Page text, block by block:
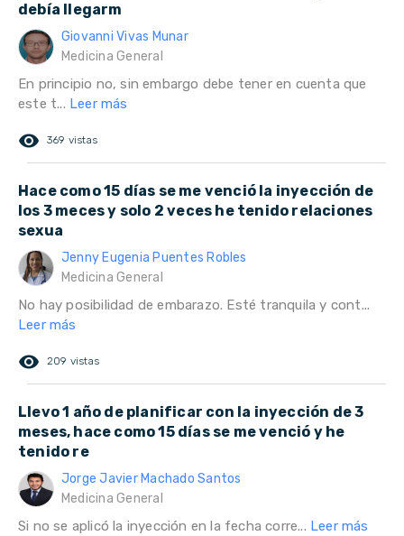
debía llegarm
Giovanni Vivas Munar
Medicina General
En principio no, sin embargo debe tener en cuenta que
este t... Leer más
remove_red_eye 369 vistas
Hace como 15 días se me venció la inyección de
los 3 meces y solo 2 veces he tenido relaciones
sexua
Jenny Eugenia Puentes Robles
Medicina General
No hay posibilidad de embarazo. Esté tranquila y cont...
Leer más
remove_red_eye 209 vistas
Llevo 1 año de planificar con la inyección de 3
meses, hace como 15 días se me venció y he
tenido re
Jorge Javier Machado Santos
Medicina General
Si no se aplicó la inyección en la fecha corre... Leer más